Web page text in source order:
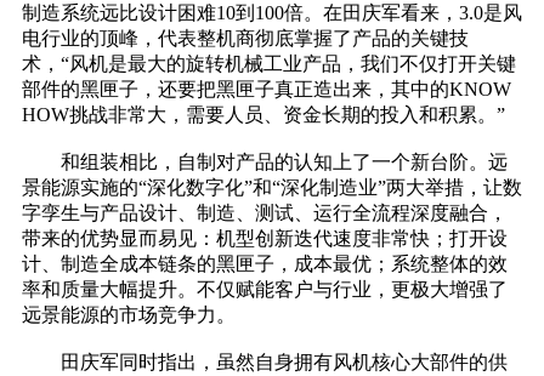
制造系统远比设计困难10到100倍。在田庆军看来，3.0是风
电行业的顶峰，代表整机商彻底掌握了产品的关键技
术，“风机是最大的旋转机械工业产品，我们不仅打开关键
部件的黑匣子，还要把黑匣子真正造出来，其中的KNOW
HOW挑战非常大，需要人员、资金长期的投入和积累。”
和组装相比，自制对产品的认知上了一个新台阶。远
景能源实施的“深化数字化”和“深化制造业”两大举措，让数
字孪生与产品设计、制造、测试、运行全流程深度融合，
带来的优势显而易见：机型创新迭代速度非常快；打开设
计、制造全成本链条的黑匣子，成本最优；系统整体的效
率和质量大幅提升。不仅赋能客户与行业，更极大增强了
远景能源的市场竞争力。
田庆军同时指出，虽然自身拥有风机核心大部件的供